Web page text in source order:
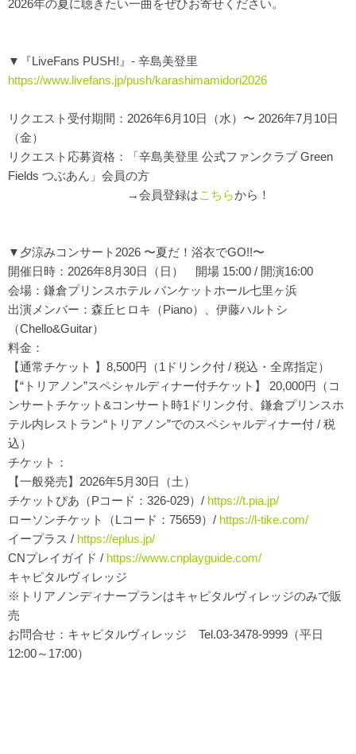
2026年の夏に聴きたい一曲をぜひお寄せください。
▼『LiveFans PUSH!』- 辛島美登里
https://www.livefans.jp/push/karashimamidori2026
リクエスト受付期間：2026年6月10日（水）〜 2026年7月10日
（金）
リクエスト応募資格：「辛島美登里 公式ファンクラブ Green
Fields つぶあん」会員の方
→会員登録はこちらから！
▼夕涼みコンサート2026 〜夏だ！浴衣でGO!!〜
開催日時：2026年8月30日（日） 開場 15:00 / 開演16:00
会場：鎌倉プリンスホテル バンケットホール七里ヶ浜
出演メンバー：森丘ヒロキ（Piano）、伊藤ハルトシ
（Chello&Guitar）
料金：
【通常チケット 】8,500円（1ドリンク付 / 税込・全席指定）
【“トリアノン”スペシャルディナー付チケット】 20,000円（コ
ンサートチケット&コンサート時1ドリンク付、鎌倉プリンスホ
テル内レストラン“トリアノン”でのスペシャルディナー付 / 税
込）
チケット：
【一般発売】2026年5月30日（土）
チケットぴあ（Pコード：326-029）/ https://t.pia.jp/
ローソンチケット（Lコード：75659）/ https://l-tike.com/
イープラス / https://eplus.jp/
CNプレイガイド / https://www.cnplayguide.com/
キャピタルヴィレッジ
※トリアノンディナープランはキャピタルヴィレッジのみで販
売
お問合せ：キャピタルヴィレッジ Tel.03-3478-9999（平日
12:00～17:00）